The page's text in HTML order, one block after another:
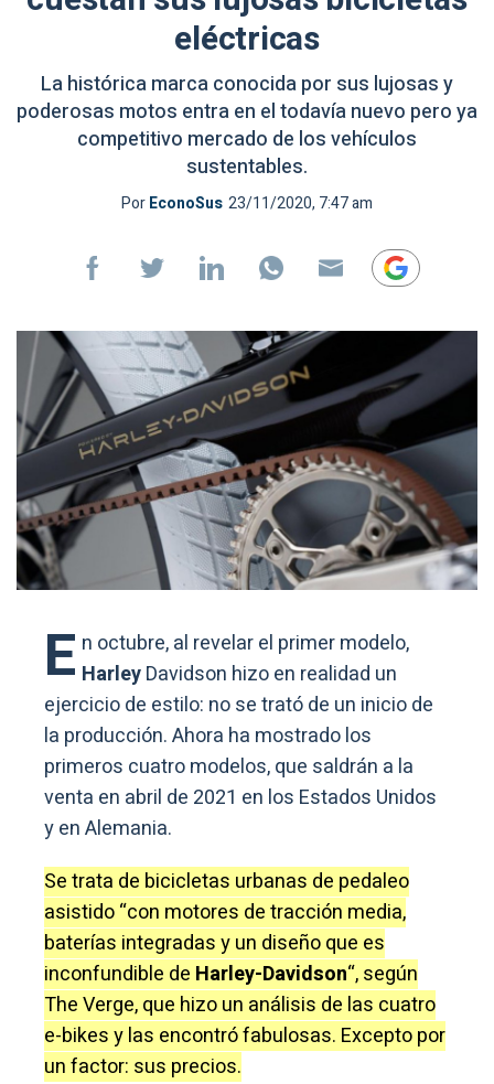
eléctricas
La histórica marca conocida por sus lujosas y
poderosas motos entra en el todavía nuevo pero ya
competitivo mercado de los vehículos
sustentables.
PorEconoSus 23/11/2020, 7:47 am
E n octubre, al revelar el primer modelo,
HarleyDavidson hizo en realidad un
ejercicio de estilo: no se trató de un inicio de
la producción. Ahora ha mostrado los
primeros cuatro modelos, que saldrán a la
venta en abril de 2021 en los Estados Unidos
y en Alemania.
Se trata de bicicletas urbanas de pedaleo
asistido “con motores de tracción media,
baterías integradas y un diseño que es
inconfundible de Harley-Davidson“, según
The Verge, que hizo un análisis de las cuatro
e-bikes y las encontró fabulosas. Excepto por
un factor: sus precios.